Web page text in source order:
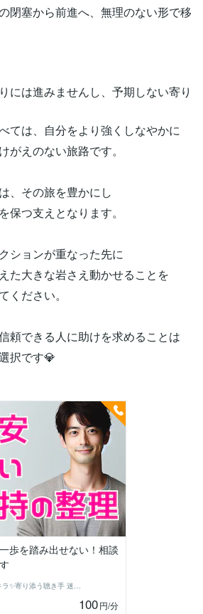
閉塞から前進へ、無理のない形で移
には進みませんし、予期しない寄り
ては、自分をより強くしなやかに
がえのない旅路です。
、その旅を豊かにし
保つ支えとなります。
ションが重なった先に
た大きな岩さえ動かせることを
ください。
頼できる人に助けを求めることは
択です💎
歩を踏み出せない！相談
アキラ✨寄り添う聴き手 迷い不安の相談室
100円/分